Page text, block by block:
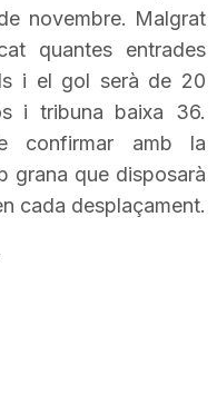
novembre. Malgrat
quantes entrades
i el gol serà de 20
i tribuna baixa 36.
confirmar amb la
grana que disposarà
cada desplaçament.